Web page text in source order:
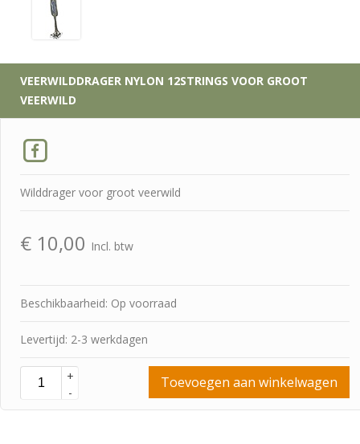
VEERWILDDRAGER NYLON 12STRINGS VOOR GROOT
VEERWILD
Wilddrager voor groot veerwild
€ 10,00 Incl. btw
Beschikbaarheid: Op voorraad
Levertijd: 2-3 werkdagen
+
-
Toevoegen aan winkelwagen